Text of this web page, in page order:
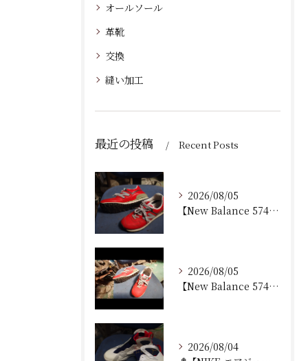
オールソール
革靴
交換
縫い加工
最近の投稿 Recent Posts
2026/08/05
【New Balance 574 修理｜加水分解したウェッジ...
2026/08/05
【New Balance 574 修理｜ウェッジヒール加水分...
2026/08/04